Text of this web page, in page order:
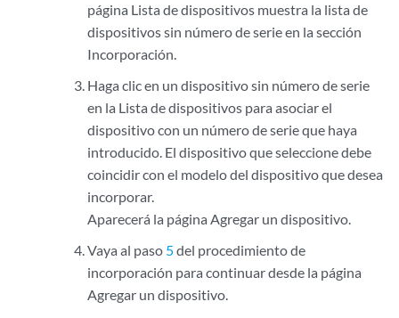
página Lista de dispositivos muestra la lista de
dispositivos sin número de serie en la sección
Incorporación.
Haga clic en un dispositivo sin número de serie
en la Lista de dispositivos para asociar el
dispositivo con un número de serie que haya
introducido. El dispositivo que seleccione debe
coincidir con el modelo del dispositivo que desea
incorporar.
Aparecerá la página Agregar un dispositivo.
Vaya al paso 5del procedimiento de
incorporación para continuar desde la página
Agregar un dispositivo.